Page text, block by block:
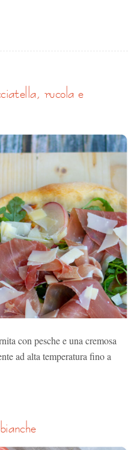
con pesche e una cremosa
ad alta temperatura fino a